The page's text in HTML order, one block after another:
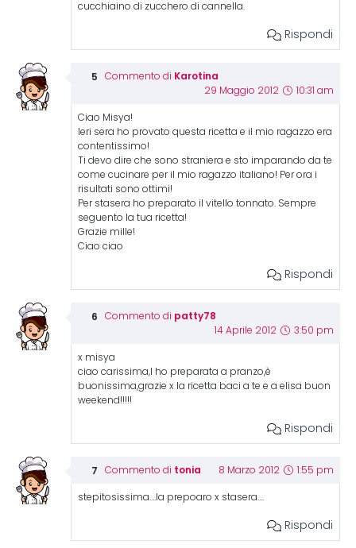
cucchiaino di zucchero di cannella.
Rispondi
Commento di Karotina
29 Maggio 2012 10:31 am
Ciao Misya!
Ieri sera ho provato questa ricetta e il mio ragazzo era
contentissimo!
Ti devo dire che sono straniera e sto imparando da te
come cucinare per il mio ragazzo italiano! Per ora i
risultati sono ottimi!
Per stasera ho preparato il vitello tonnato. Sempre
seguento la tua ricetta!
Grazie mille!
Ciao ciao
Rispondi
Commento di patty78
14 Aprile 2012 3:50 pm
x misya
ciao carissima,l ho preparata a pranzo,è
buonissima,grazie x la ricetta baci a te e a elisa buon
weekend!!!!!
Rispondi
Commento di tonia 8 Marzo 2012 1:55 pm
stepitosissima….la prepoaro x stasera….
Rispondi